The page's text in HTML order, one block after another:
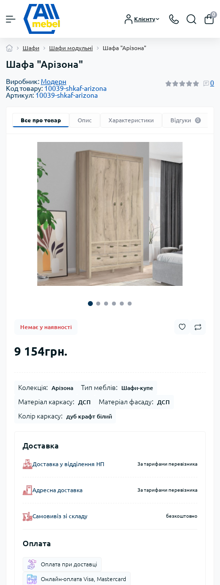
Клієнту
0
Шафи Шафи модульні Шафа "Арізона"
Шафа "Арізона"
Виробник: Модерн
Код товару: 10039-shkaf-arizona
Артикул: 10039-shkaf-arizona
0
Все про товар Опис Характеристики Відгуки 0
Немає у наявності
9 154грн.
Колекція: Арізона Тип меблів: Шафи-купе
Матеріал каркасу: ДСП Матеріал фасаду: ДСП
Колір каркасу: дуб крафт білий
Доставка
Доставка у відділення НП За тарифами перевізника
Адресна доставка За тарифами перевізника
Самовивіз зі складу безкоштовно
Оплата
Оплата при доставці
Онлайн-оплата Visa, Mastercard